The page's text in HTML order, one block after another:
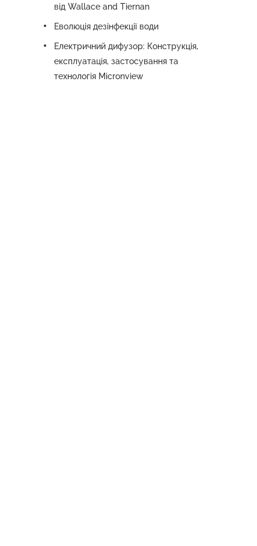
від Wallace and Tiernan
Еволюція дезінфекції води
Електричний дифузор: Конструкція,
експлуатація, застосування та
технологія Micronview